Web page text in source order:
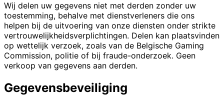
Wij delen uw gegevens niet met derden zonder uw
toestemming, behalve met dienstverleners die ons
helpen bij de uitvoering van onze diensten onder strikte
vertrouwelijkheidsverplichtingen. Delen kan plaatsvinden
op wettelijk verzoek, zoals van de Belgische Gaming
Commission, politie of bij fraude-onderzoek. Geen
verkoop van gegevens aan derden.
Gegevensbeveiliging